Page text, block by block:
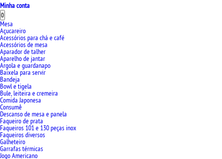
Minha conta
0
Mesa
Açucareiro
Acessórios para chá e café
Acessórios de mesa
Aparador de talher
Aparelho de jantar
Argola e guardanapo
Baixela para servir
Bandeja
Bowl e tigela
Bule, leiteira e cremeira
Comida Japonesa
Consumê
Descanso de mesa e panela
Faqueiro de prata
Faqueiros 101 e 130 peças inox
Faqueiros diversos
Galheteiro
Garrafas térmicas
Jogo Americano